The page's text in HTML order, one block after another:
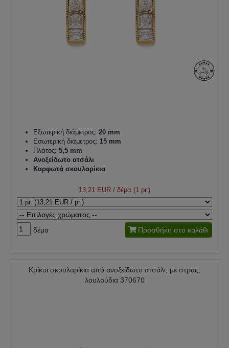
Εξωτερική διάμετρος: 20 mm
Εσωτερική διάμετρος: 15 mm
Πλάτος: 5,5 mm
Ανοξείδωτο ατσάλι
Καρφωτά σκουλαρίκια
13,21 EUR / δέμα (1 pr.)
δέμα Προσθήκη στο καλάθι
Κρίκοι σκουλαρίκια από ανοξείδωτο ατσάλι, με στρας,
λουλούδια 370670